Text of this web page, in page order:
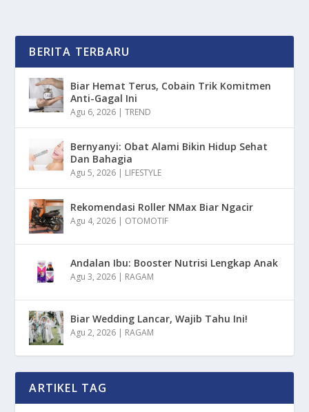
BERITA TERBARU
Biar Hemat Terus, Cobain Trik Komitmen
Anti-Gagal Ini
Agu 6, 2026 |TREND
Bernyanyi: Obat Alami Bikin Hidup Sehat
Dan Bahagia
Agu 5, 2026 | LIFESTYLE
Rekomendasi Roller NMax Biar Ngacir
Agu 4, 2026 | OTOMOTIF
Andalan Ibu: Booster Nutrisi Lengkap Anak
Agu 3, 2026 | RAGAM
Biar Wedding Lancar, Wajib Tahu Ini!
Agu 2, 2026 | RAGAM
ARTIKEL TAG